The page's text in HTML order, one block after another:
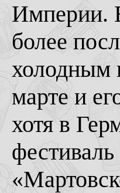
Империи.
более
холодным
марте и
хотя в